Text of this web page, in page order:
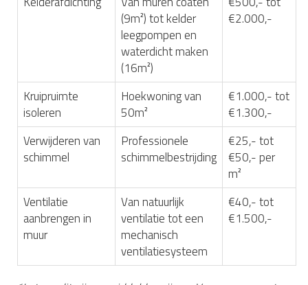
(9m²) tot kelder
leegpompen en
waterdicht maken
(16m²)
€2.000,-
Kruipruimte
isoleren
Hoekwoning van
50m²
€1.000,- tot
€1.300,-
Verwijderen van
schimmel
Professionele
schimmelbestrijding
€25,- tot
€50,- per
m²
Ventilatie
aanbrengen in
muur
Van natuurlijk
ventilatie tot een
mechanisch
ventilatiesysteem
€40,- tot
€1.500,-